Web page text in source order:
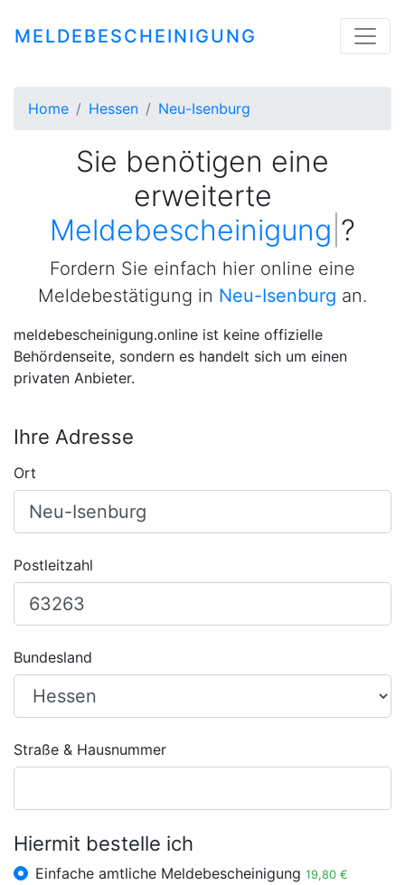
MELDEBESCHEINIGUNG
Home Hessen Neu-Isenburg
Sie benötigen eine
erweiterte
Meldebescheinigung ?
Fordern Sie einfach hier online eine
Meldebestätigung in Neu-Isenburg an.
meldebescheinigung.online ist keine offizielle
Behördenseite, sondern es handelt sich um einen
privaten Anbieter.
Ihre Adresse
Ort
Postleitzahl
Bundesland
Straße & Hausnummer
Hiermit bestelle ich
Einfache amtliche Meldebescheinigung 19,80 €